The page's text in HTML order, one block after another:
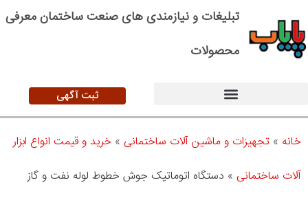
تبلیغات و نیازمندی های صنعت ساختمان معرفی
محصولات
ثبت آگهی
خانه » تجهیزات و ماشین آلات ساختمانی » خرید و قیمت انواع ابزار
آلات ساختمانی » دستگاه اتوماتیک جوش خطوط لوله نفت و گاز